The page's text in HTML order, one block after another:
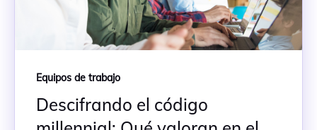
Equipos de trabajo
Descifrando el código